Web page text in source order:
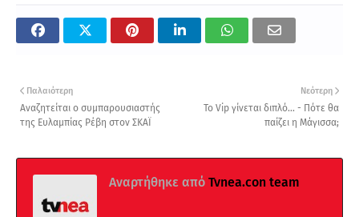
Νεότερη
Το Vip γίνεται διπλό... - Πότε θα
παίζει η Μάγισσα;
Παλαιότερη
Αναζητείται ο συμπαρουσιαστής
της Ευλαμπίας Ρέβη στον ΣΚΑΪ
Αναρτήθηκε από Tvnea.con team